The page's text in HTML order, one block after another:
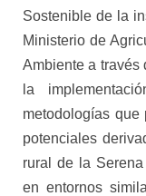
Sostenible de la
Ministerio de
Ambiente a través
la
metodologías que
potenciales
rural de la
en entornos